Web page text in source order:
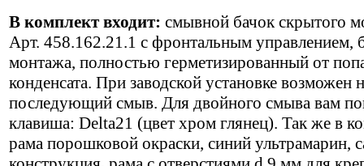
В комплект входит: смывной бачок скрытого
Арт. 458.162.21.1 с фронтальным управлением,
монтажа, полностью герметизированный от
конденсата. При заводской установке возможен
последующий смыв. Для двойного смыва вам
клавиша: Delta21 (цвет хром глянец). Так же в
рама порошковой окраски, синий ультрамарин,